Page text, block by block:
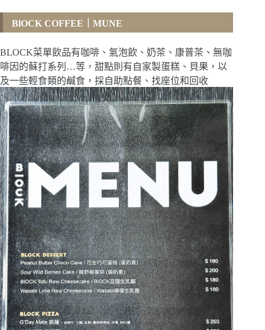
BlOCK COFFEE ｜MUNE
BLOCK菜單飲品有咖啡、氣泡飲、奶茶、康普茶、無咖
啡因的蘇打系列…等，甜點則有自家製蛋糕、貝果，以
及一些輕食類的鹹食，採自助點餐、找座位和回收